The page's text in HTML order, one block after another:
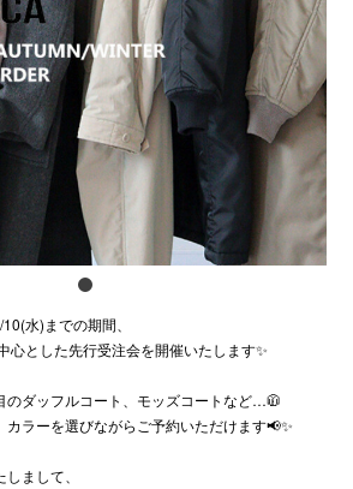
水)までの期間、
心とした先行受注会を開催いたします✨
のダッフルコート、モッズコートなど…🧥
ラーを選びながらご予約いただけます📢✨
まして、
アクセ
スタッ
電話で
公式SNS
プライバシ